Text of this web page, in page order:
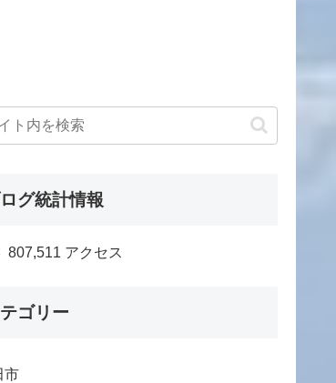
グ統計情報
807,511 アクセス
ゴリー
市